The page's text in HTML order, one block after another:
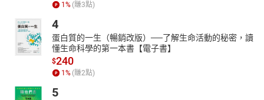
1 % (賺3點)
4
蛋白質的一生（暢銷改版）──了解生命活動的秘密，讀
懂生命科學的第一本書【電子書】
$240
1 % (賺2點)
5